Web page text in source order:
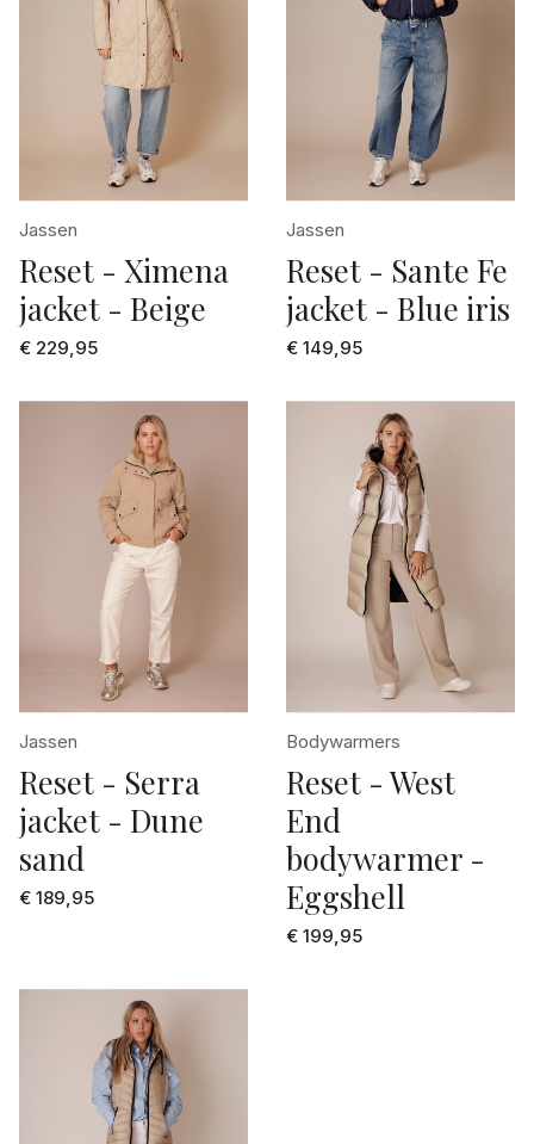
ecru dessin
fuchsia
geel
geel dessin
Grey denim
grijs
grijs dessin
grijs mele
groen
groen dessin
khaki
licht blauw
licht grijs
lichte jeans
lime
marine
off-white
oker geel
olijf groen
26
27
28
29
3
32
34/38
36
36/40
38
38/42
4
40/44
6
70
Jassen
Reset - Ximena
jacket - Beige
€ 229,95
Jassen
Reset - Sante Fe
jacket - Blue iris
€ 149,95
Jassen
Reset - Serra
jacket - Dune
sand
€ 189,95
Bodywarmers
Reset - West
End
bodywarmer -
Eggshell
€ 199,95